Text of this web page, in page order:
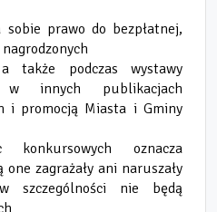
prawo do bezpłatnej,
także podczas wystawy
w innych publikacjach
i promocją Miasta i Gminy
oznacza
zagrażały ani naruszały
szczególności nie będą